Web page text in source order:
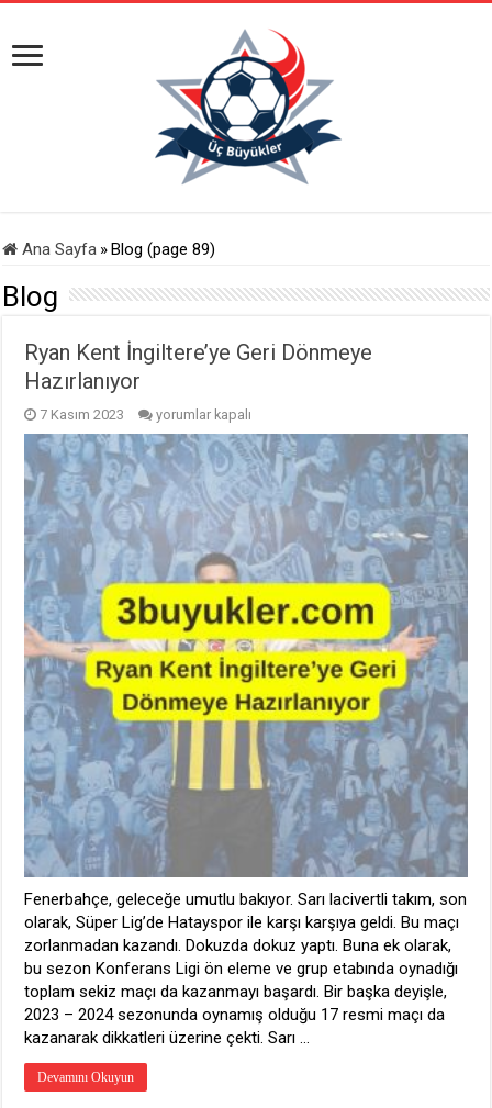
Ana Sayfa »Blog (page 89)
Blog
Ryan Kent İngiltere’ye Geri Dönmeye
Hazırlanıyor
7 Kasım 2023
Ryan
Kent
İngiltere’ye
Geri
Dönmeye
Hazırlanıyor
için
yorumlar kapalı
Fenerbahçe, geleceğe umutlu bakıyor. Sarı lacivertli takım, son
olarak, Süper Lig’de Hatayspor ile karşı karşıya geldi. Bu maçı
zorlanmadan kazandı. Dokuzda dokuz yaptı. Buna ek olarak,
bu sezon Konferans Ligi ön eleme ve grup etabında oynadığı
toplam sekiz maçı da kazanmayı başardı. Bir başka deyişle,
2023 – 2024 sezonunda oynamış olduğu 17 resmi maçı da
kazanarak dikkatleri üzerine çekti. Sarı …
Devamını Okuyun